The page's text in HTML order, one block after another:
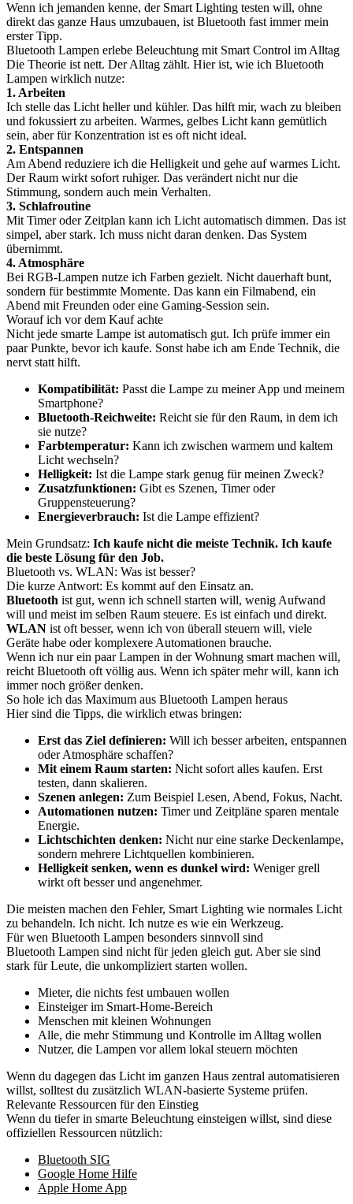
Wenn ich jemanden kenne, der Smart Lighting testen will, ohne
direkt das ganze Haus umzubauen, ist Bluetooth fast immer mein
erster Tipp.
Bluetooth Lampen erlebe Beleuchtung mit Smart Control im Alltag
Die Theorie ist nett. Der Alltag zählt. Hier ist, wie ich Bluetooth
Lampen wirklich nutze:
1. Arbeiten
Ich stelle das Licht heller und kühler. Das hilft mir, wach zu bleiben
und fokussiert zu arbeiten. Warmes, gelbes Licht kann gemütlich
sein, aber für Konzentration ist es oft nicht ideal.
2. Entspannen
Am Abend reduziere ich die Helligkeit und gehe auf warmes Licht.
Der Raum wirkt sofort ruhiger. Das verändert nicht nur die
Stimmung, sondern auch mein Verhalten.
3. Schlafroutine
Mit Timer oder Zeitplan kann ich Licht automatisch dimmen. Das ist
simpel, aber stark. Ich muss nicht daran denken. Das System
übernimmt.
4. Atmosphäre
Bei RGB-Lampen nutze ich Farben gezielt. Nicht dauerhaft bunt,
sondern für bestimmte Momente. Das kann ein Filmabend, ein
Abend mit Freunden oder eine Gaming-Session sein.
Worauf ich vor dem Kauf achte
Nicht jede smarte Lampe ist automatisch gut. Ich prüfe immer ein
paar Punkte, bevor ich kaufe. Sonst habe ich am Ende Technik, die
nervt statt hilft.
Kompatibilität: Passt die Lampe zu meiner App und meinem
Smartphone?
Bluetooth-Reichweite: Reicht sie für den Raum, in dem ich
sie nutze?
Farbtemperatur: Kann ich zwischen warmem und kaltem
Licht wechseln?
Helligkeit: Ist die Lampe stark genug für meinen Zweck?
Zusatzfunktionen: Gibt es Szenen, Timer oder
Gruppensteuerung?
Energieverbrauch: Ist die Lampe effizient?
Mein Grundsatz: Ich kaufe nicht die meiste Technik. Ich kaufe
die beste Lösung für den Job.
Bluetooth vs. WLAN: Was ist besser?
Die kurze Antwort: Es kommt auf den Einsatz an.
Bluetooth ist gut, wenn ich schnell starten will, wenig Aufwand
will und meist im selben Raum steuere. Es ist einfach und direkt.
WLAN ist oft besser, wenn ich von überall steuern will, viele
Geräte habe oder komplexere Automationen brauche.
Wenn ich nur ein paar Lampen in der Wohnung smart machen will,
reicht Bluetooth oft völlig aus. Wenn ich später mehr will, kann ich
immer noch größer denken.
So hole ich das Maximum aus Bluetooth Lampen heraus
Hier sind die Tipps, die wirklich etwas bringen:
Erst das Ziel definieren: Will ich besser arbeiten, entspannen
oder Atmosphäre schaffen?
Mit einem Raum starten: Nicht sofort alles kaufen. Erst
testen, dann skalieren.
Szenen anlegen: Zum Beispiel Lesen, Abend, Fokus, Nacht.
Automationen nutzen: Timer und Zeitpläne sparen mentale
Energie.
Lichtschichten denken: Nicht nur eine starke Deckenlampe,
sondern mehrere Lichtquellen kombinieren.
Helligkeit senken, wenn es dunkel wird: Weniger grell
wirkt oft besser und angenehmer.
Die meisten machen den Fehler, Smart Lighting wie normales Licht
zu behandeln. Ich nicht. Ich nutze es wie ein Werkzeug.
Für wen Bluetooth Lampen besonders sinnvoll sind
Bluetooth Lampen sind nicht für jeden gleich gut. Aber sie sind
stark für Leute, die unkompliziert starten wollen.
Mieter, die nichts fest umbauen wollen
Einsteiger im Smart-Home-Bereich
Menschen mit kleinen Wohnungen
Alle, die mehr Stimmung und Kontrolle im Alltag wollen
Nutzer, die Lampen vor allem lokal steuern möchten
Wenn du dagegen das Licht im ganzen Haus zentral automatisieren
willst, solltest du zusätzlich WLAN-basierte Systeme prüfen.
Relevante Ressourcen für den Einstieg
Wenn du tiefer in smarte Beleuchtung einsteigen willst, sind diese
offiziellen Ressourcen nützlich:
Bluetooth SIG
Google Home Hilfe
Apple Home App